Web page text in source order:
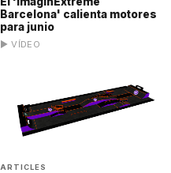
Barcelona' calienta motores
para junio
▶ VÍDEO
ARTICLES